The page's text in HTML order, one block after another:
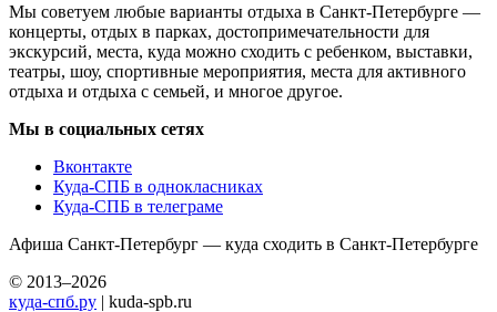
Мы советуем любые варианты отдыха в Санкт-Петербурге —
концерты, отдых в парках, достопримечательности для
экскурсий, места, куда можно сходить с ребенком, выставки,
театры, шоу, спортивные мероприятия, места для активного
отдыха и отдыха с семьей, и многое другое.
Мы в социальных сетях
Вконтакте
Куда-СПБ в однокласниках
Куда-СПБ в телеграме
Афиша Санкт-Петербург — куда сходить в Санкт-Петербурге
© 2013–2026
куда-спб.ру | kuda-spb.ru